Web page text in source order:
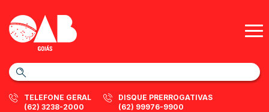
TELEFONE GERAL
(62) 3238-2000
DISQUE PRERROGATIVAS
(62) 99976-9900